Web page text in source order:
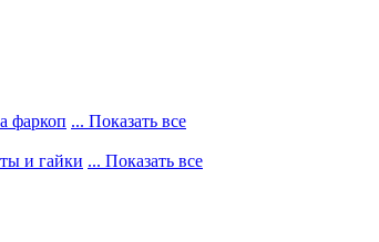
фаркоп ... Показать все
и гайки ... Показать все